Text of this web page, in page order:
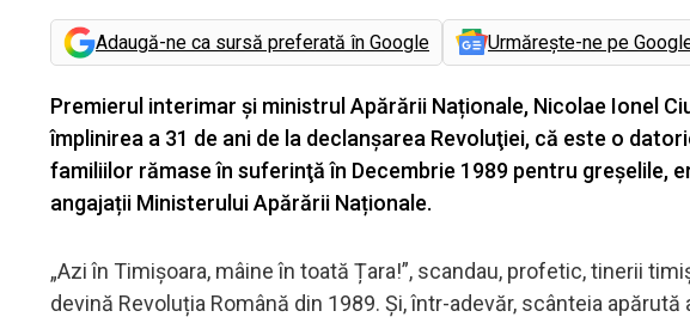
Adaugă-ne ca sursă preferată în Google Urmărește-ne pe
Premierul interimar și ministrul Apărării Naționale, Nicolae Ionel
împlinirea a 31 de ani de la declanşarea Revoluţiei, că este o
familiilor rămase în suferinţă în Decembrie 1989 pentru greșelile,
angajații Ministerului Apărării Naționale.
„Azi în Timișoara, mâine în toată Țara!”, scandau, profetic, tinerii
devină Revoluția Română din 1989. Și, într-adevăr, scânteia